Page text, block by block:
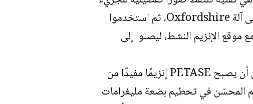
بواسطة تعريض بلوراته لأشعةٍ سينيةٍ قويّة، تولّدها آلةٌ مخصّصةٌ لذلك تدعى آلة Oxfordshire، ثم استخدموا
موقع الإنزيم النشط، ليصلوا إلى
ورغم أنّ الأمر يبدو مثيرًا للاهتمام، لا يزال هناك الكثير مما ينبغي عمله قبل أن يصبح PETASE إنزيمًا مفيدًا من
المحسّن في تحطيم بضعة مليغرامات